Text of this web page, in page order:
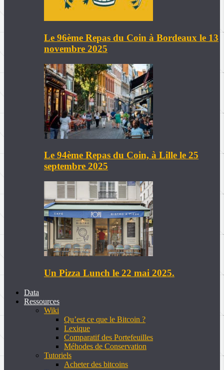
Le 96ème Repas du Coin à Bordeaux le 13
novembre 2025
Le 94ème Repas du Coin, à Lille le 25
septembre 2025
Un Pizza Lunch le 22 mai 2025.
Data
Ressources
Wiki
Qu’est ce que le Bitcoin ?
Lexique
Comparatif des Portefeuilles
Méhodes de Conservation
Tutoriels
Acheter des bitcoins